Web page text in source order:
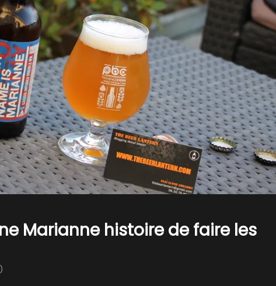
Marianne histoire de faire les